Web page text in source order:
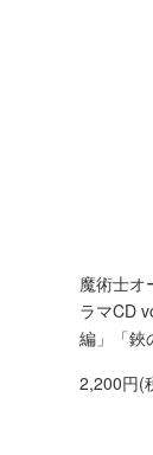
魔術士
ラマCD
編」「鋏
2,200円(